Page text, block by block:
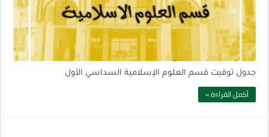
جدول توقيت قسم العلوم الإسلامية السداسي الأول
أكمل القراءة »